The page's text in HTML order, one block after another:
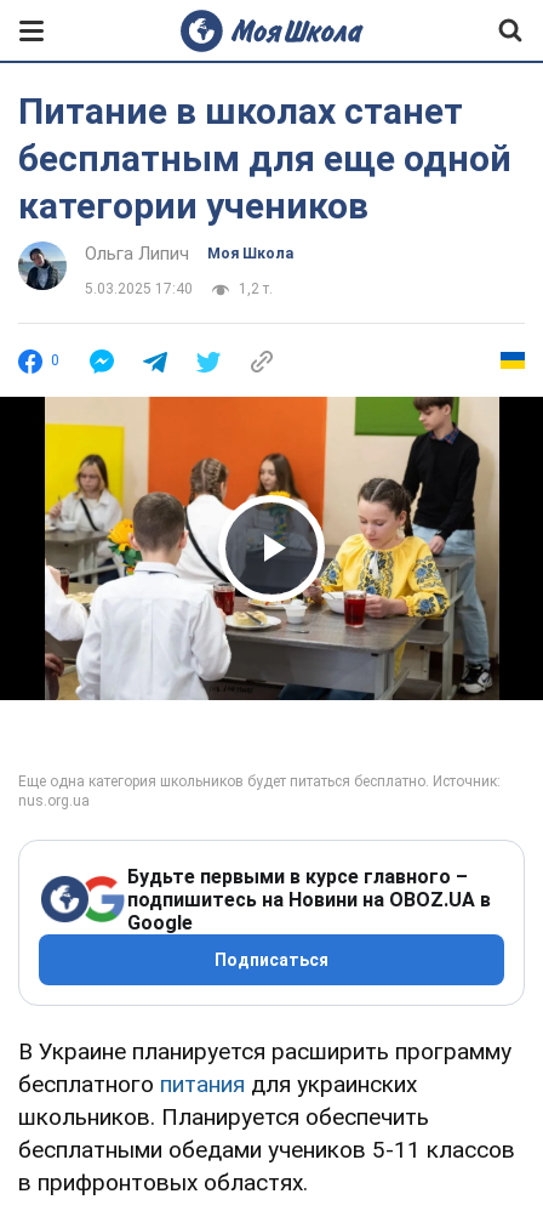
Питание в школах станет
бесплатным для еще одной
категории учеников
Ольга Липич Моя Школа
5.03.2025 17:40 1,2 т.
0
Play Video
Будьте первыми в курсе главного –
подпишитесь на Новини на OBOZ.UA в
Google
Подписаться
В Украине планируется расширить программу
бесплатного питания для украинских
школьников. Планируется обеспечить
бесплатными обедами учеников 5-11 классов
в прифронтовых областях.